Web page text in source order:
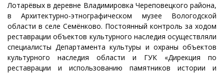
Лотарёвых в деревне Владимировка Череповецкого района,
в Архитектурно-этнографическом музее Вологодской
области в селе Семёнково. Постоянный контроль за ходом
реставрации объектов культурного наследия осуществляли
специалисты Департамента культуры и охраны объектов
культурного наследия области и ГУК «Дирекция по
реставрации и использованию памятников истории и